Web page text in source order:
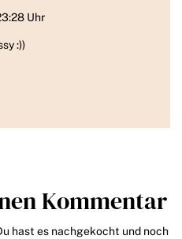
Uhr
:))
Kommentar
hast es nachgekocht und noch